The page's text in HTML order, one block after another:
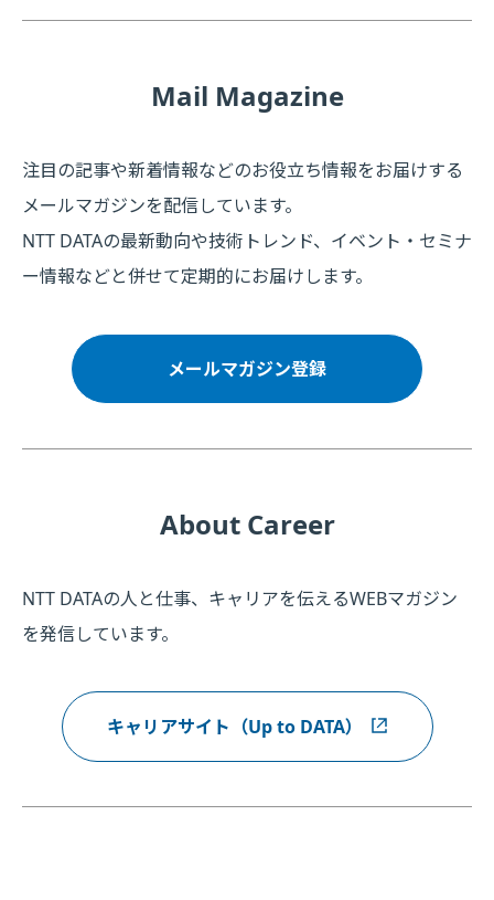
Mail Magazine
注目の記事や新着情報などのお役立ち情報をお届けする
メールマガジンを配信しています。
NTT DATAの最新動向や技術トレンド、イベント・セミナ
ー情報などと併せて定期的にお届けします。
メールマガジン登録
About Career
NTT DATAの人と仕事、キャリアを伝えるWEBマガジン
を発信しています。
キャリアサイト（Up to DATA）